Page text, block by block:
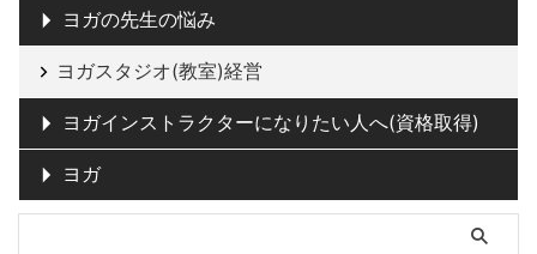
ヨガの先生の悩み
ヨガスタジオ(教室)経営
ヨガインストラクターになりたい人へ(資格取得)
ヨガ